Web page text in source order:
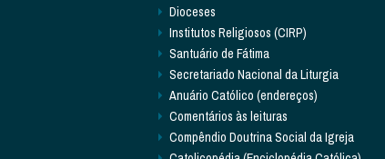
Dioceses
Institutos Religiosos (CIRP)
Santuário de Fátima
Secretariado Nacional da Liturgia
Anuário Católico (endereços)
Comentários às leituras
Compêndio Doutrina Social da Igreja